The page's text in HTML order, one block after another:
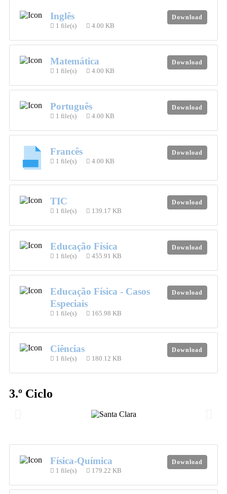
Inglês
1 file(s) 4.00 KB
Download
Matemática
1 file(s) 4.00 KB
Download
Português
1 file(s) 4.00 KB
Download
Francês
1 file(s) 4.00 KB
Download
TIC
1 file(s) 139.17 KB
Download
Educação Física
1 file(s) 455.91 KB
Download
Educação Física - Casos
Especiais
1 file(s) 165.98 KB
Download
Ciências
1 file(s) 180.12 KB
Download
3.º Ciclo
Física-Química
1 file(s) 179.22 KB
Download